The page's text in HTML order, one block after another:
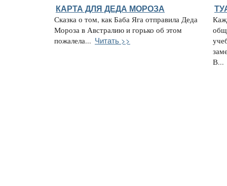
КАРТА ДЛЯ ДЕДА МОРОЗА
Сказка о том, как Баба Яга отправила Деда
Мороза в Австралию и горько об этом
пожалела... Читать >>
В...